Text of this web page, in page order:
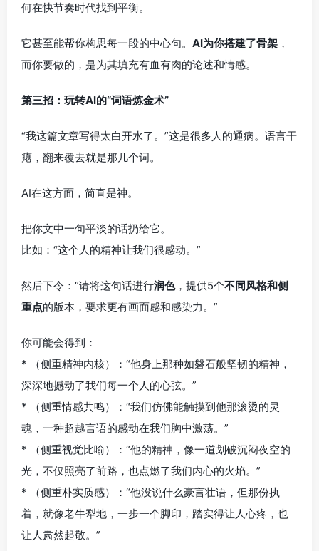
何在快节奏时代找到平衡。
它甚至能帮你构思每一段的中心句。 AI为你搭建了骨架 ，
而你要做的，是为其填充有血有肉的论述和情感。
第三招：玩转AI的“词语炼金术”
“我这篇文章写得太白开水了。”这是很多人的通病。语言干
瘪，翻来覆去就是那几个词。
AI在这方面，简直是神。
把你文中一句平淡的话扔给它。
比如：“这个人的精神让我们很感动。”
然后下令：“请将这句话进行润色，提供5个不同风格和侧
重点的版本，要求更有画面感和感染力。”
你可能会得到：
* （侧重精神内核）：“他身上那种如磐石般坚韧的精神，
深深地撼动了我们每一个人的心弦。”
* （侧重情感共鸣）：“我们仿佛能触摸到他那滚烫的灵
魂，一种超越言语的感动在我们胸中激荡。”
* （侧重视觉比喻）：“他的精神，像一道划破沉闷夜空的
光，不仅照亮了前路，也点燃了我们内心的火焰。”
* （侧重朴实质感）：“他没说什么豪言壮语，但那份执
着，就像老牛犁地，一步一个脚印，踏实得让人心疼，也
让人肃然起敬。”